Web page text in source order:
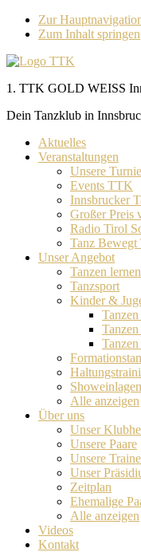
Zur
Zum Inhalt springen
1. TTK GOLD WEISS
Dein Tanzklub in
Aktuelles
Veranstaltungen
Unsere
Events TTK
Innsbrucker
Großer Preis
Radio Tirol
Tanz Bewegt
Unser Angebot
Tanzen lernen
Tanzsport
Kinder &
Alle anzeigen
Über uns
Unser
Unsere Paare
Unsere
Unser
Zeitplan
Ehemalige
Alle anzeigen
Videos
Kontakt